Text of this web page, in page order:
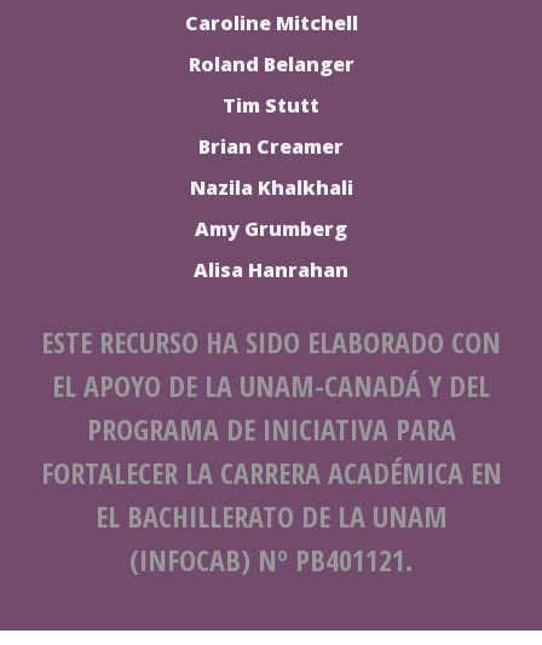
Caroline Mitchell
Roland Belanger
Tim Stutt
Brian Creamer
Nazila Khalkhali
Amy Grumberg
Alisa Hanrahan
ESTE RECURSO HA SIDO ELABORADO CON
EL APOYO DE LA UNAM-CANADÁ Y DEL
PROGRAMA DE INICIATIVA PARA
FORTALECER LA CARRERA ACADÉMICA EN
EL BACHILLERATO DE LA UNAM
(INFOCAB) Nº PB401121.